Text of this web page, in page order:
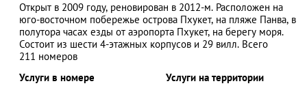
Открыт в 2009 году, реновирован в 2012-м. Расположен на
юго-восточном побережье острова Пхукет, на пляже Панва, в
полутора часах езды от аэропорта Пхукет, на берегу моря.
Состоит из шести 4-этажных корпусов и 29 вилл. Всего
211 номеров
Услуги в номере
Услуги на территории